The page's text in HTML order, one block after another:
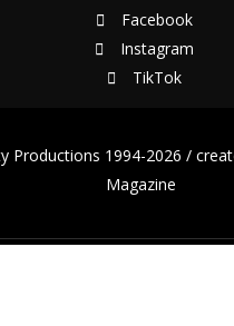
Facebook
Instagram
TikTok
Productions 1994-2026 /
Magazine